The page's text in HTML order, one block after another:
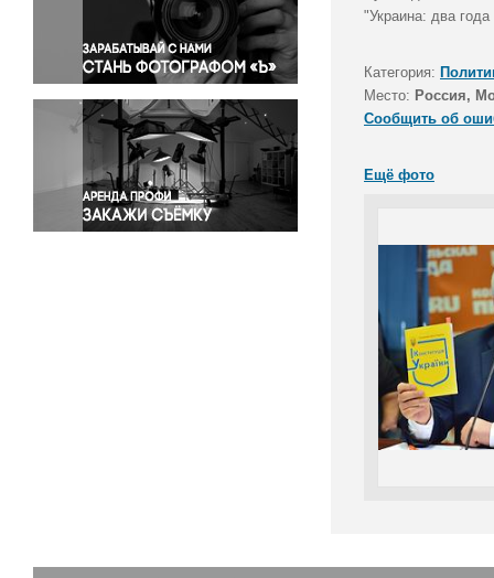
Правосудие
Происшествия и конфликты
Религия
Светская жизнь
Спорт
Экология
Экономика и бизнес
"Украина: два
Категория:
Место: Россия,
Сообщить об
Ещё фото